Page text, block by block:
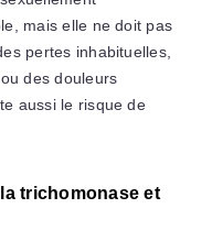
mais elle ne doit pas
pertes inhabituelles,
des douleurs
aussi le risque de
trichomonase et